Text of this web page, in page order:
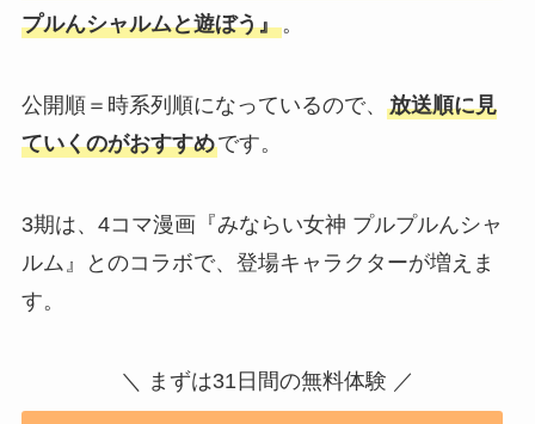
プルんシャルムと遊ぼう』。
公開順＝時系列順になっているので、 放送順に見
ていくのがおすすめです。
3期は、4コマ漫画『みならい女神 プルプルんシャ
ルム』とのコラボで、登場キャラクターが増えま
す。
＼ まずは31日間の無料体験 ／